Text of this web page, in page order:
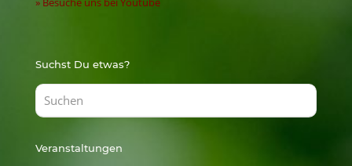
Suchst Du etwas?
Veranstaltungen